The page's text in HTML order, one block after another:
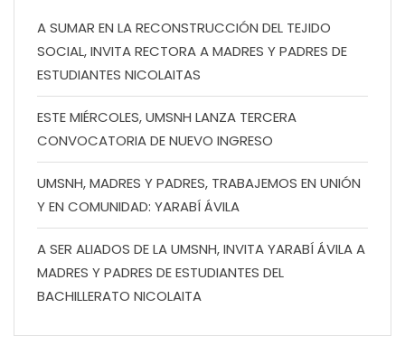
A SUMAR EN LA RECONSTRUCCIÓN DEL TEJIDO
SOCIAL, INVITA RECTORA A MADRES Y PADRES DE
ESTUDIANTES NICOLAITAS
ESTE MIÉRCOLES, UMSNH LANZA TERCERA
CONVOCATORIA DE NUEVO INGRESO
UMSNH, MADRES Y PADRES, TRABAJEMOS EN UNIÓN
Y EN COMUNIDAD: YARABÍ ÁVILA
A SER ALIADOS DE LA UMSNH, INVITA YARABÍ ÁVILA A
MADRES Y PADRES DE ESTUDIANTES DEL
BACHILLERATO NICOLAITA